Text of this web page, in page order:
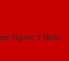
Ngược 3 Nhẫn,